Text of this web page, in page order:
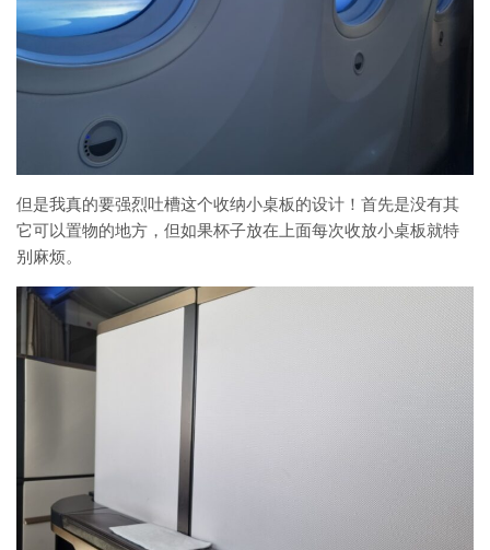
但是我真的要强烈吐槽这个收纳小桌板的设计！首先是没有其
它可以置物的地方，但如果杯子放在上面每次收放小桌板就特
别麻烦。